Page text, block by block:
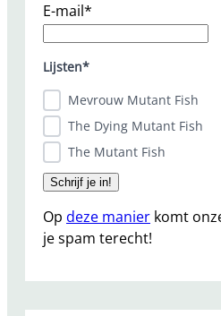
E-mail*
Lijsten*
Mevrouw Mutant Fish
The Dying Mutant Fish
The Mutant Fish
Op deze manier komt
je spam terecht!